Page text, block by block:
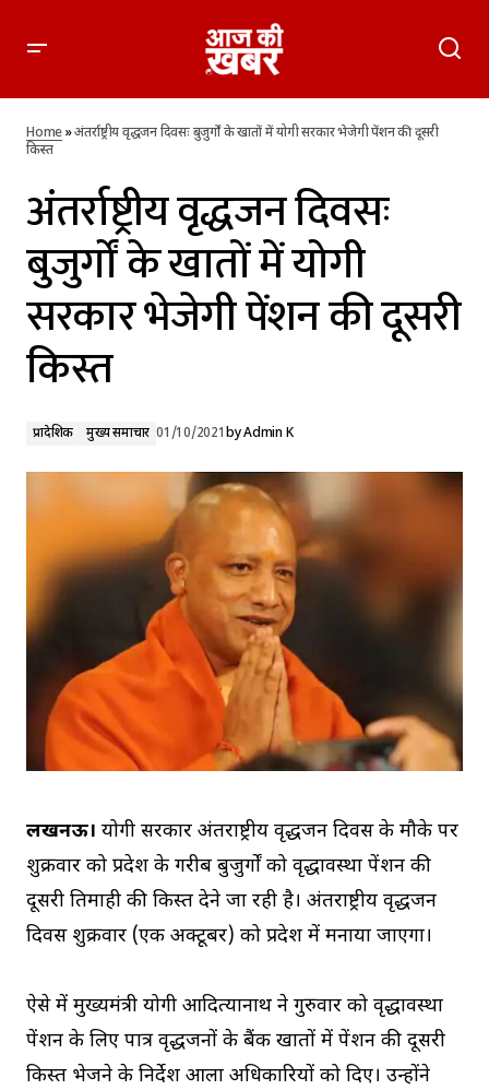
दूसरी किस्‍त
Home»अंतर्राष्ट्रीय वृद्धजन दिवसः बुजुर्गों के खातों में योगी सरकार भेजेगी पेंशन की दूसरी
किस्‍त
अंतर्राष्ट्रीय वृद्धजन दिवसः
बुजुर्गों के खातों में योगी
सरकार भेजेगी पेंशन की दूसरी
किस्‍त
प्रादेशिक मुख्य समाचार 01/10/2021byAdmin K
लखनऊ। योगी सरकार अंतर्राष्ट्रीय वृद्धजन दिवस के मौके पर
शुक्रवार को प्रदेश के गरीब बुजुर्गों को वृद्धावस्‍था पेंशन की
दूसरी तिमाही की किस्‍त देने जा रही है। अंतर्राष्ट्रीय वृद्धजन
दिवस शुक्रवार (एक अक्‍टूबर) को प्रदेश में मनाया जाएगा।
ऐसे में मुख्‍यमंत्री योगी आदित्‍यानाथ ने गुरुवार को वृद्धावस्था
पेंशन के लिए पात्र वृद्धजनों के बैंक खातों में पेंशन की दूसरी
किस्त भेजने के निर्देश आला अधिकारियों को दिए। उन्‍होंने